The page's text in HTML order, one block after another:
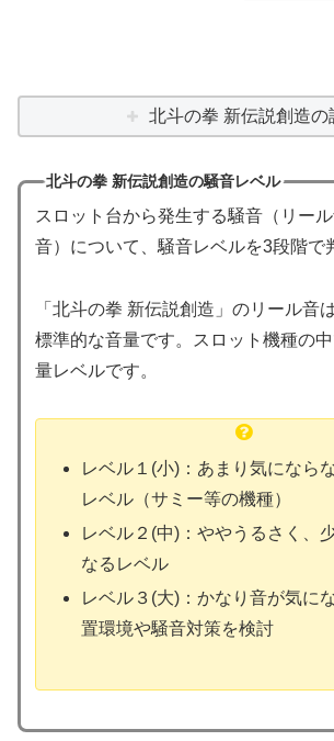
北斗の拳 新伝説創造の
北斗の拳 新伝説創造の騒音レベル
スロット台から発生する騒音（リー
音）について、騒音レベルを3段階で
「北斗の拳 新伝説創造」のリール音
標準的な音量です。スロット機種の
量レベルです。
レベル１(小)：あまり気になら
レベル（サミー等の機種）
レベル２(中)：ややうるさく、
なるレベル
レベル３(大)：かなり音が気に
置環境や騒音対策を検討